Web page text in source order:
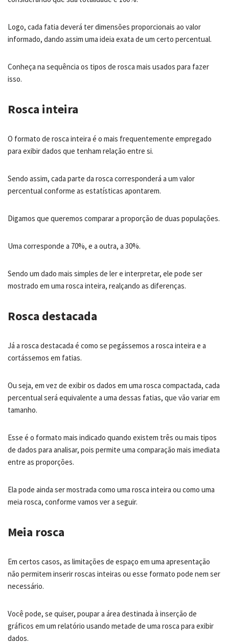
Logo, cada fatia deverá ter dimensões proporcionais ao valor
informado, dando assim uma ideia exata de um certo percentual.
Conheça na sequência os tipos de rosca mais usados para fazer
isso.
Rosca inteira
O formato de rosca inteira é o mais frequentemente empregado
para exibir dados que tenham relação entre si.
Sendo assim, cada parte da rosca corresponderá a um valor
percentual conforme as estatísticas apontarem.
Digamos que queremos comparar a proporção de duas populações.
Uma corresponde a 70%, e a outra, a 30%.
Sendo um dado mais simples de ler e interpretar, ele pode ser
mostrado em uma rosca inteira, realçando as diferenças.
Rosca destacada
Já a rosca destacada é como se pegássemos a rosca inteira e a
cortássemos em fatias.
Ou seja, em vez de exibir os dados em uma rosca compactada, cada
percentual será equivalente a uma dessas fatias, que vão variar em
tamanho.
Esse é o formato mais indicado quando existem três ou mais tipos
de dados para analisar, pois permite uma comparação mais imediata
entre as proporções.
Ela pode ainda ser mostrada como uma rosca inteira ou como uma
meia rosca, conforme vamos ver a seguir.
Meia rosca
Em certos casos, as limitações de espaço em uma apresentação
não permitem inserir roscas inteiras ou esse formato pode nem ser
necessário.
Você pode, se quiser, poupar a área destinada à inserção de
gráficos em um relatório usando metade de uma rosca para exibir
dados.